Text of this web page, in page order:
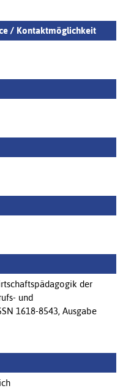
/ Kontaktmöglichkeit
der
und
1618-8543, Ausgabe